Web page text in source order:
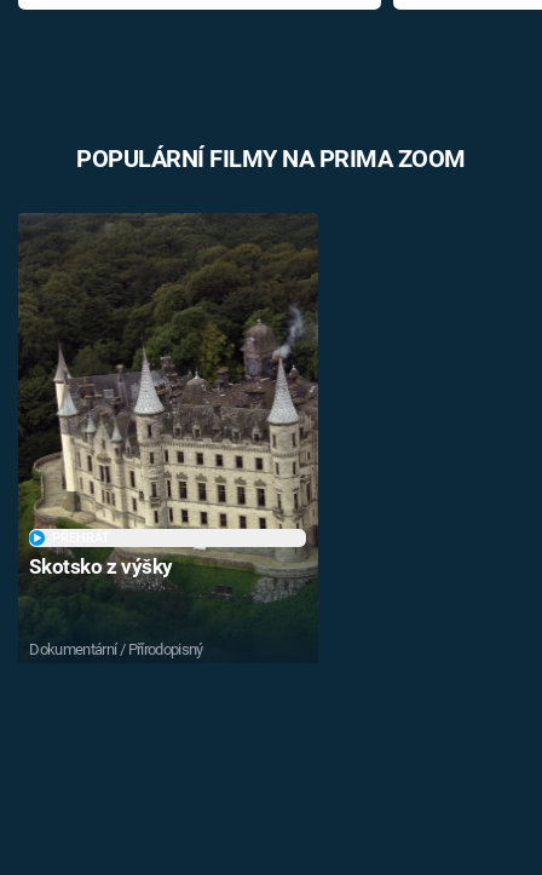
POPULÁRNÍ FILMY NA PRIMA ZOOM
Skotsko z výšky
Dokumentární / Přírodopisný